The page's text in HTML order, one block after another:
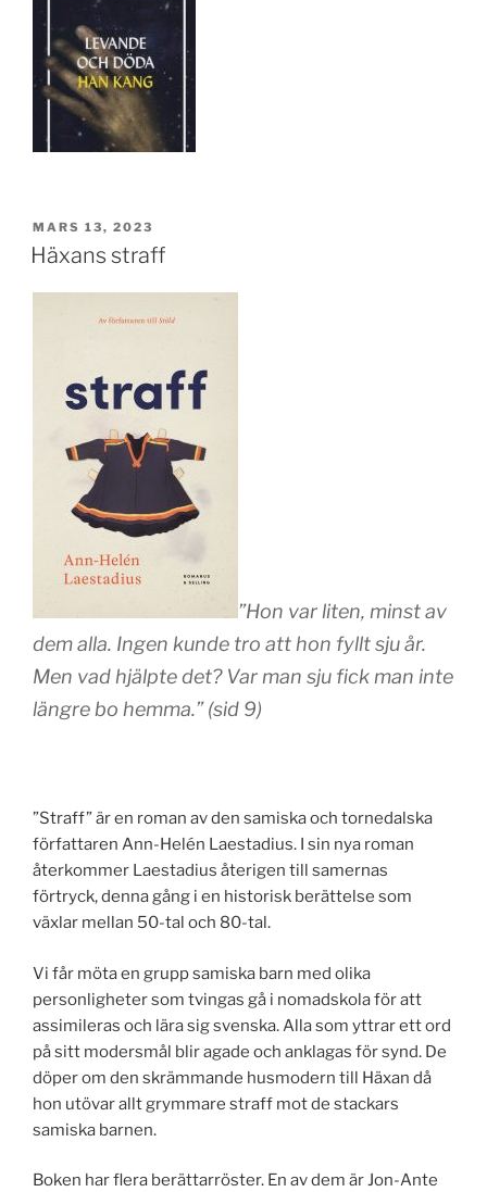
PUBLICERAT
MARS 13, 2023
Häxans straff
”Hon var liten, minst av
dem alla. Ingen kunde tro att hon fyllt sju år.
Men vad hjälpte det? Var man sju fick man inte
längre bo hemma.” (sid 9)
”Straff” är en roman av den samiska och tornedalska
författaren Ann-Helén Laestadius. I sin nya roman
återkommer Laestadius återigen till samernas
förtryck, denna gång i en historisk berättelse som
växlar mellan 50-tal och 80-tal.
Vi får möta en grupp samiska barn med olika
personligheter som tvingas gå i nomadskola för att
assimileras och lära sig svenska. Alla som yttrar ett ord
på sitt modersmål blir agade och anklagas för synd. De
döper om den skrämmande husmodern till Häxan då
hon utövar allt grymmare straff mot de stackars
samiska barnen.
Boken har flera berättarröster. En av dem är Jon-Ante